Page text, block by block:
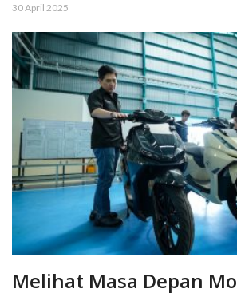
30 April 2025
Melihat Masa Depan